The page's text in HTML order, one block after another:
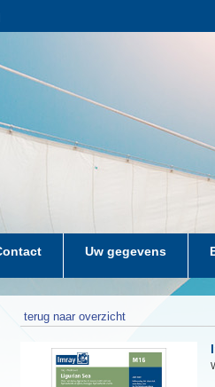
Uw gegevens
terug naar overzicht